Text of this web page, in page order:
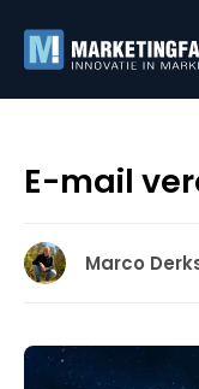
E-mail
Marco